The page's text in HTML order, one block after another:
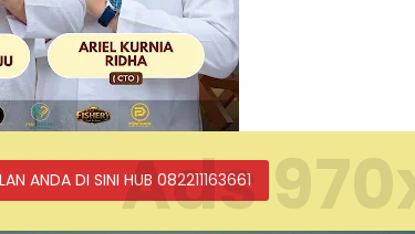
ANDA DI SINI HUB 082211163661
Ads